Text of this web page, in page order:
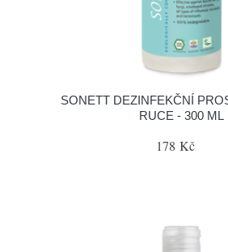
SONETT DEZINFEKČNÍ
RUCE - 300 ML
178 Kč